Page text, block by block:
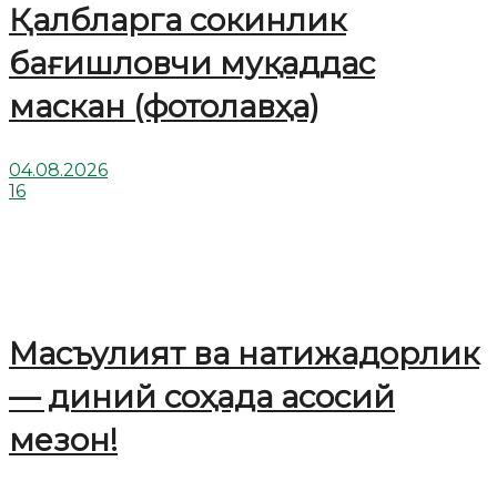
Қалбларга сокинлик
бағишловчи муқаддас
маскан (фотолавҳа)
04.08.2026
16
Масъулият ва натижадорлик
— диний соҳада асосий
мезон!